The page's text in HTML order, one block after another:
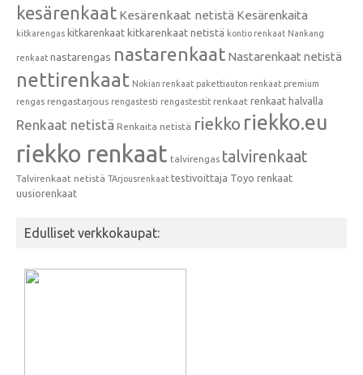
kesärenkaat Kesärenkaat netistä Kesärenkaita
kitkarengas kitkarenkaat kitkarenkaat netistä kontio renkaat Nankang
renkaat nastarengas nastarenkaat Nastarenkaat netistä
nettirenkaat Nokian renkaat pakettiauton renkaat premium
rengas rengastarjous rengastesti rengastestit renkaat renkaat halvalla
Renkaat netistä Renkaita netistä riekko riekko.eu
riekko renkaat talvirengas talvirenkaat
Talvirenkaat netistä TArjousrenkaat testivoittaja Toyo renkaat
uusiorenkaat
Edulliset verkkokaupat: